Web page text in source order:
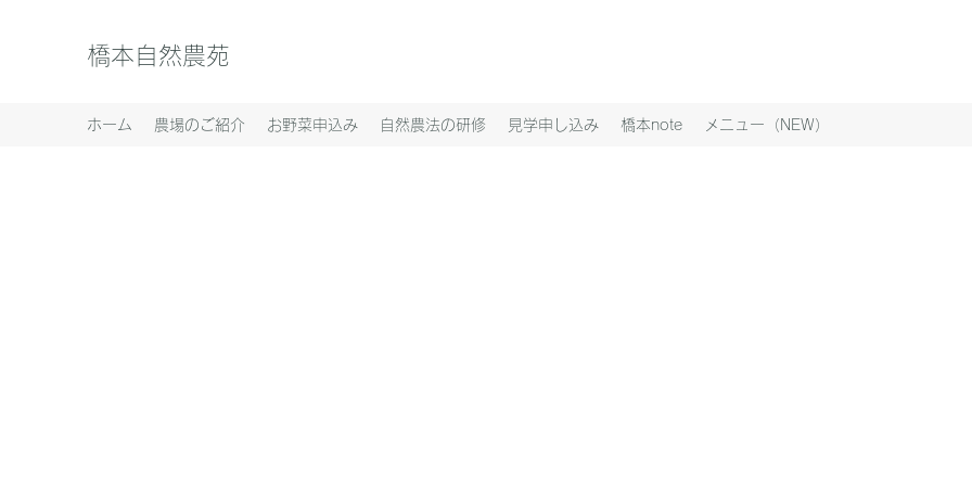
橋本自然農苑
ホーム 農場のご紹介 お野菜申込み 自然農法の研修 見学申し込み 橋本note メニュー（NEW）